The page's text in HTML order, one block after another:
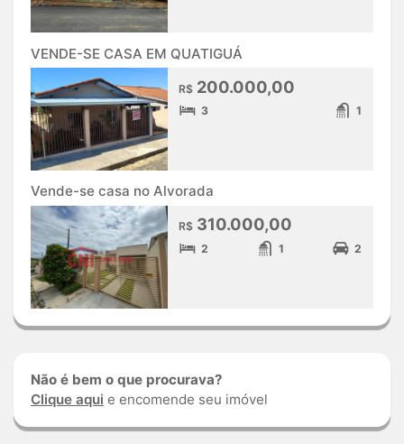
VENDE-SE CASA EM QUATIGUÁ
R$ 200.000,00
3 1
Vende-se casa no Alvorada
R$ 310.000,00
2 1 2
Não é bem o que procurava?
Clique aqui e encomende seu imóvel